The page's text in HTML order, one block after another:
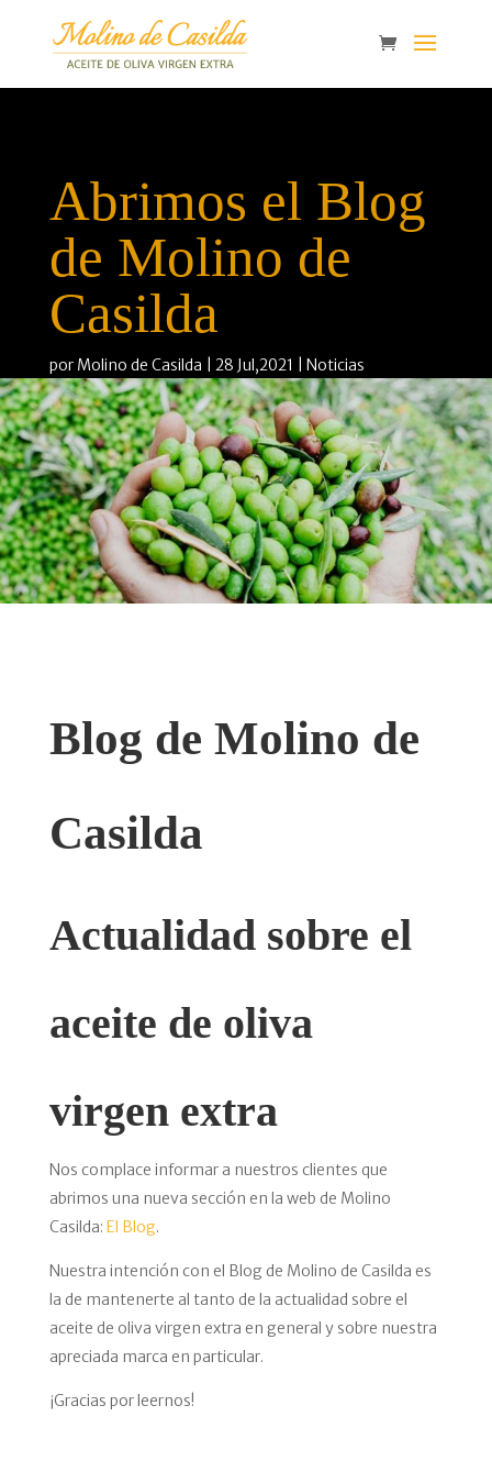
Abrimos el Blog
de Molino de
Casilda
por Molino de Casilda 28 Jul,2021 Noticias
Blog de Molino de
Casilda
Actualidad sobre el
aceite de oliva
virgen extra
Nos complace informar a nuestros clientes que
abrimos una nueva sección en la web de Molino
Casilda: El Blog.
Nuestra intención con el Blog de Molino de Casilda es
la de mantenerte al tanto de la actualidad sobre el
aceite de oliva virgen extra en general y sobre nuestra
apreciada marca en particular.
¡Gracias por leernos!